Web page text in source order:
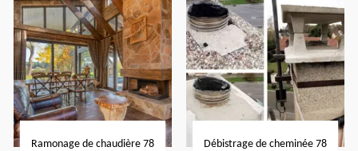
Ramonage de chaudière 78 Débistrage de cheminée 78